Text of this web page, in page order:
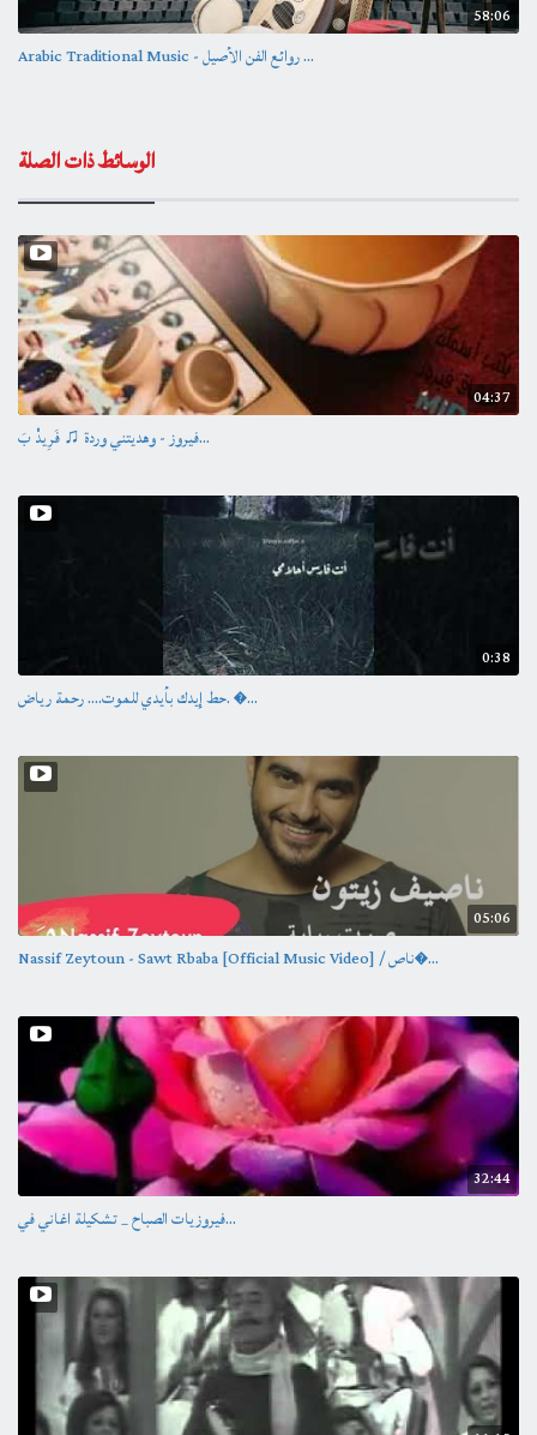
58:06
Arabic Traditional Music - روائع الفن الأصيل ...
الوسائط ذات الصلة
04:37
فيروز - وهديتني وردة ♫ فَرِيدْ بَ...
0:38
حط إيدك بأيدي للموت.... رحمة رياض. �...
05:06
Nassif Zeytoun - Sawt Rbaba [Official Music Video] / ناص�...
32:44
فيروزيات الصباح _ تشكيلة اغاني في...